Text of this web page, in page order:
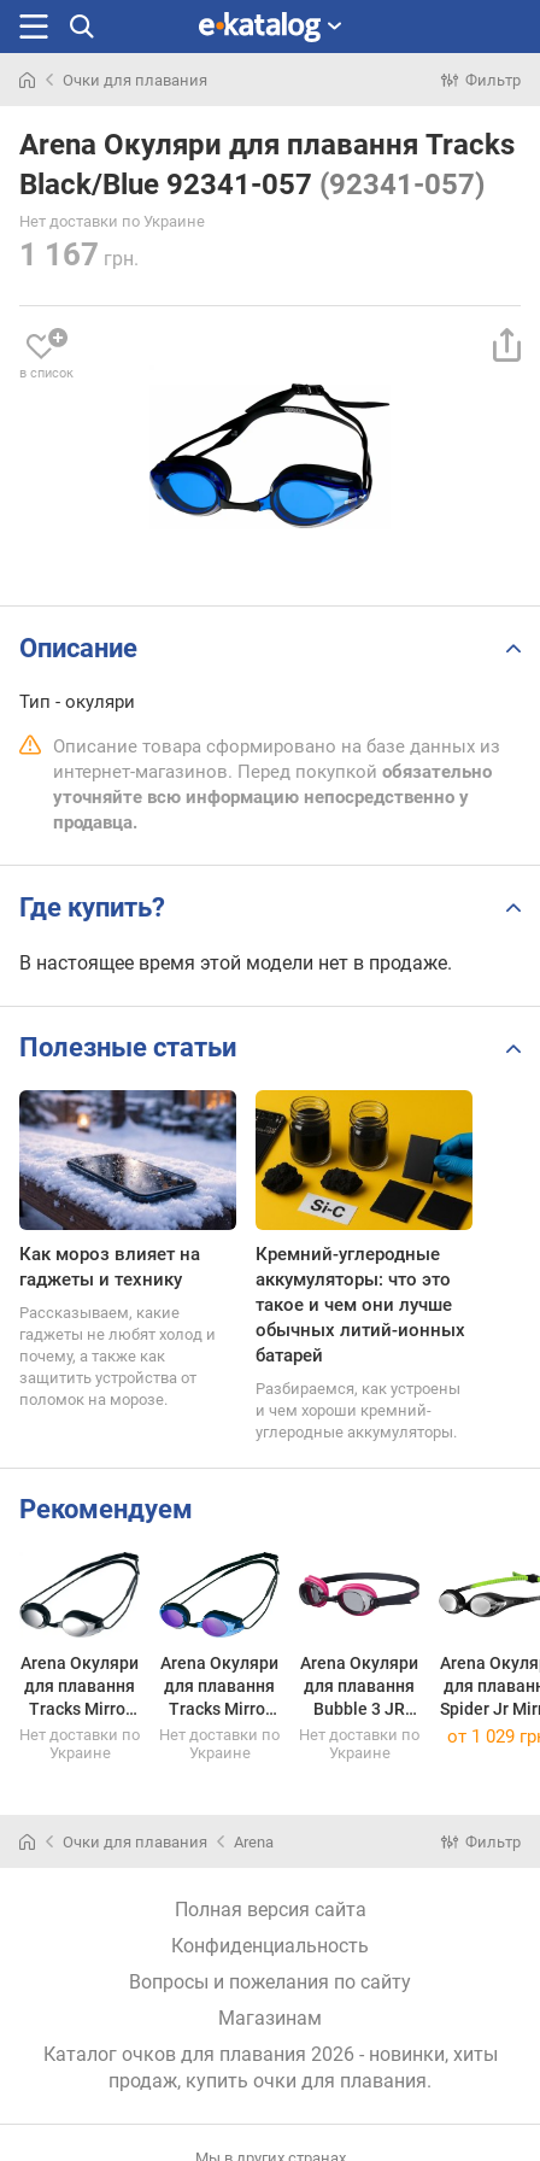
раньше
Очки для плавания Фильтр
Arena Окуляри для плавання Tracks
Black/Blue 92341-057 (92341-057)
Нет доставки по Украине
1 167 грн.
в список
Описание
Тип - окуляри
Описание товара сформировано на базе данных из
интернет-магазинов. Перед покупкой обязательно
уточняйте всю информацию непосредственно у
продавца.
Где купить?
В настоящее время этой модели нет в продаже.
Полезные статьи
Как мороз влияет на
гаджеты и технику
Рассказываем, какие
гаджеты не любят холод и
почему, а также как
защитить устройства от
поломок на морозе.
Кремний-углеродные
аккумуляторы: что это
такое и чем они лучше
обычных литий-ионных
батарей
Разбираемся, как устроены
и чем хороши кремний-
углеродные аккумуляторы.
Рекомендуем
Arena Окуляри
для плавання
Tracks Mirror
Black/Silver
Arena Окуляри
для плавання
Tracks Mirror
Black/Blue
Arena Окуляри
для плавання
Bubble 3 JR
Black/Pink
Arena
для
Spider Jr
Black/
Нет доставки по
Украине
Нет доставки по
Украине
Нет доставки по
Украине
от 1 029
Очки для плавания Arena Фильтр
Полная версия сайта
Конфиденциальность
Вопросы и пожелания по сайту
Магазинам
Каталог очков для плавания 2026 - новинки, хиты
продаж, купить очки для плавания.